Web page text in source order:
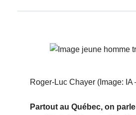
Roger-Luc Chayer (Image: IA
Partout au Québec, on